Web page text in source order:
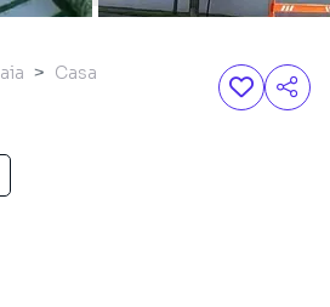
Casa